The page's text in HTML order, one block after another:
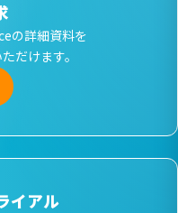
の詳細資料を
だけます。
イアル